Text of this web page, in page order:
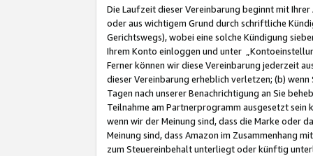
Die Laufzeit dieser Vereinbarung beginnt mit
oder aus wichtigem Grund durch schriftliche
Gerichtswegs), wobei eine solche Kündigung
Ihrem Konto einloggen und unter
Ferner können wir diese Vereinbarung jederzeit
dieser Vereinbarung erheblich verletzen; (b)
Tagen nach unserer Benachrichtigung an Sie
Teilnahme am Partnerprogramm ausgesetzt
wenn wir der Meinung sind, dass die Marke oder
Meinung sind, dass Amazon im Zusammenhang
zum Steuereinbehalt unterliegt oder künftig